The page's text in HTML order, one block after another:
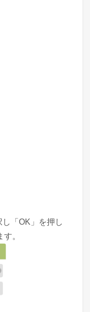
「OK」を押し
。